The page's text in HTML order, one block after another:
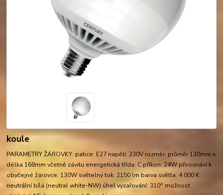
koule
PARAMETRY ŽÁROVKY: patice: E27 napětí: 230V rozměr: průměr 130mm x
délka 168mm včetně závitu energetická třída: C příkon: 24W přirovnání k
obyčejné žárovce: 130W světelný tok: 2150 lm barva světla: 4 000 K
neutrální bílá (neutral white-NW) úhel vyzařování: 310° možnost